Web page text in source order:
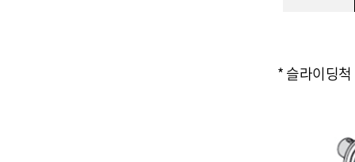
* 슬라이딩척